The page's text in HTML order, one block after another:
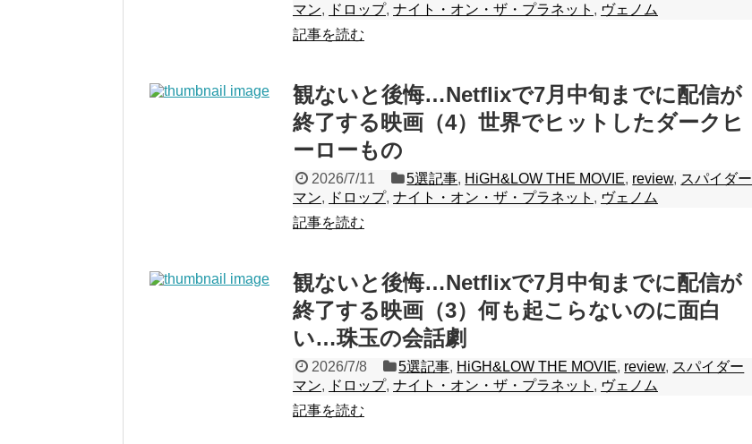
マン, ドロップ, ナイト・オン・ザ・プラネット , ヴェノム
記事を読む
観ないと後悔…Netflixで7月中旬までに配信が
終了する映画（4）世界でヒットしたダークヒ
ーローもの
2026/7/11 5選記事, HiGH&LOW THE MOVIE, review, スパイダー
マン, ドロップ, ナイト・オン・ザ・プラネット , ヴェノム
記事を読む
観ないと後悔…Netflixで7月中旬までに配信が
終了する映画（3）何も起こらないのに面白
い…珠玉の会話劇
2026/7/8 5選記事, HiGH&LOW THE MOVIE, review, スパイダー
マン, ドロップ, ナイト・オン・ザ・プラネット , ヴェノム
記事を読む